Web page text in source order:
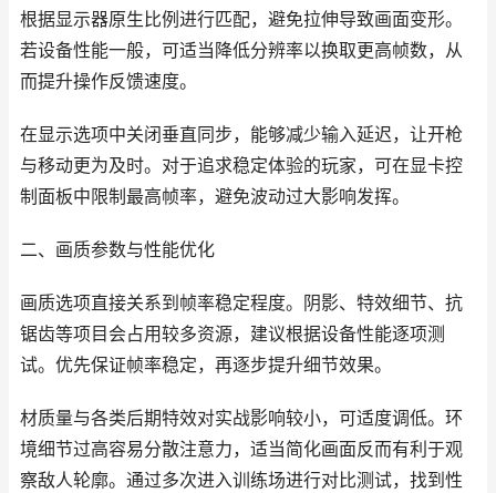
根据显示器原生比例进行匹配，避免拉伸导致画面变形。
若设备性能一般，可适当降低分辨率以换取更高帧数，从
而提升操作反馈速度。
在显示选项中关闭垂直同步，能够减少输入延迟，让开枪
与移动更为及时。对于追求稳定体验的玩家，可在显卡控
制面板中限制最高帧率，避免波动过大影响发挥。
二、画质参数与性能优化
画质选项直接关系到帧率稳定程度。阴影、特效细节、抗
锯齿等项目会占用较多资源，建议根据设备性能逐项测
试。优先保证帧率稳定，再逐步提升细节效果。
材质量与各类后期特效对实战影响较小，可适度调低。环
境细节过高容易分散注意力，适当简化画面反而有利于观
察敌人轮廓。通过多次进入训练场进行对比测试，找到性